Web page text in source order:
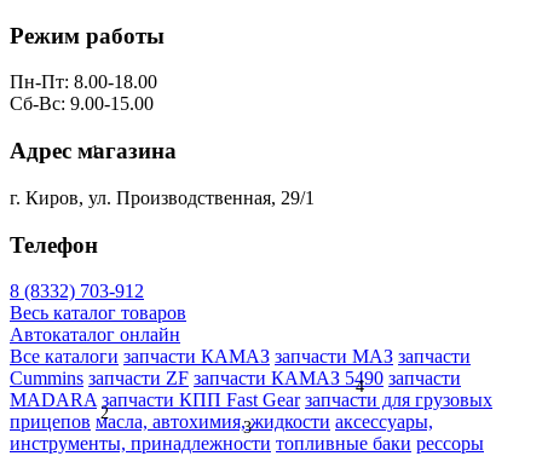
Режим работы
Пн-Пт: 8.00-18.00
Сб-Вс: 9.00-15.00
Адрес магазина
г. Киров, ул. Производственная, 29/1
Телефон
8 (8332) 703-912
Весь каталог товаров
Автокаталог онлайн
Все каталоги запчасти КАМАЗ запчасти МАЗ запчасти
Cummins запчасти ZF запчасти КАМАЗ 5490 запчасти
MADARA запчасти КПП Fast Gear запчасти для грузовых
прицепов масла, автохимия, жидкости аксессуары,
инструменты, принадлежности топливные баки рессоры
1
2
3
4